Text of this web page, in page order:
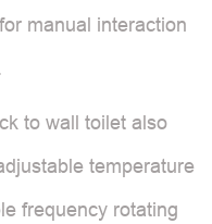
manual interaction
to wall toilet also
temperature
frequency rotating